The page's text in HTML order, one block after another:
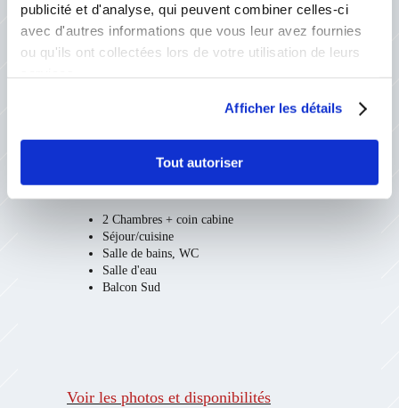
publicité et d'analyse, qui peuvent combiner celles-ci
avec d'autres informations que vous leur avez fournies
ou qu'ils ont collectées lors de votre utilisation de leurs
Afficher les détails
Tout autoriser
ASKIA 003
2 Chambres + coin cabine
Séjour/cuisine
Salle de bains, WC
Salle d'eau
Balcon Sud
Voir les photos et disponibilités